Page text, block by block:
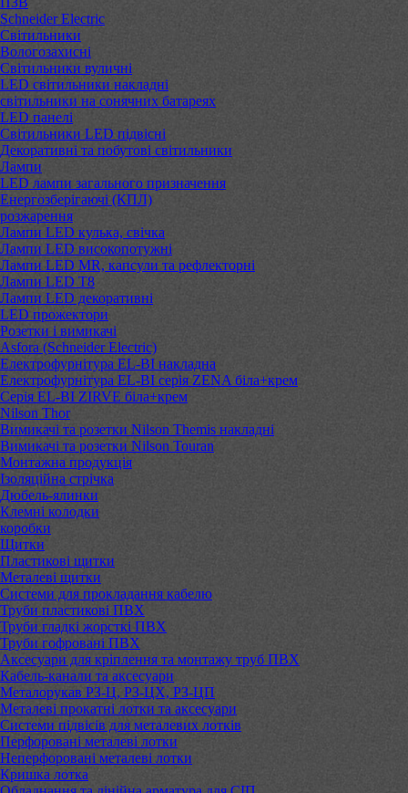
Schneider Electric
Світильники
Вологозахисні
Світильники вуличні
LED світильники накладні
світильники на сонячних батареях
LED панелі
Світильники LED підвісні
Декоративні та побутові світильники
Лампи
LED лампи загального призначення
Енергозберігаючі (КПЛ)
розжарення
Лампи LED кулька, свічка
Лампи LED високопотужні
Лампи LED MR, капсули та рефлекторні
Лампи LED Т8
Лампи LED декоративні
LED прожектори
Розетки і вимикачі
Asfora (Schneider Electric)
Електрофурнітура EL-BI накладна
Електрофурнітура EL-BI серія ZENA біла+крем
Серія EL-BI ZIRVE біла+крем
Nilson Thor
Вимикачі та розетки Nilson Themis накладні
Вимикачі та розетки Nilson Touran
Монтажна продукція
Ізоляційна стрічка
Дюбель-ялинки
Клемні колодки
коробки
Щитки
Пластикові щитки
Металеві щитки
Системи для прокладання кабелю
Труби пластикові ПВХ
Труби гладкі жорсткі ПВХ
Труби гофровані ПВХ
Аксесуари для кріплення та монтажу труб ПВХ
Кабель-канали та аксесуари
Металорукав РЗ-Ц, РЗ-ЦХ, РЗ-ЦП
Металеві прокатні лотки та аксесуари
Системи підвісів для металевих лотків
Перфоровані металеві лотки
Неперфоровані металеві лотки
Кришка лотка